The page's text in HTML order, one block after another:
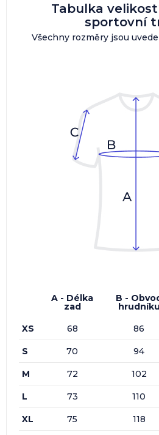
Tabulka
sportovní
Všechny rozměry jsou
A - Délka
zad
B -
hrudníku
XS
68 86
S 70 94
M 72 102
L 73 110
XL 75 118